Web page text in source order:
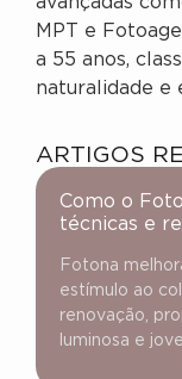
MPT e
a 55 anos,
naturalidade e
ARTIGOS
Como o
técnicas e
Fotona
estímulo ao
renovação,
luminosa e